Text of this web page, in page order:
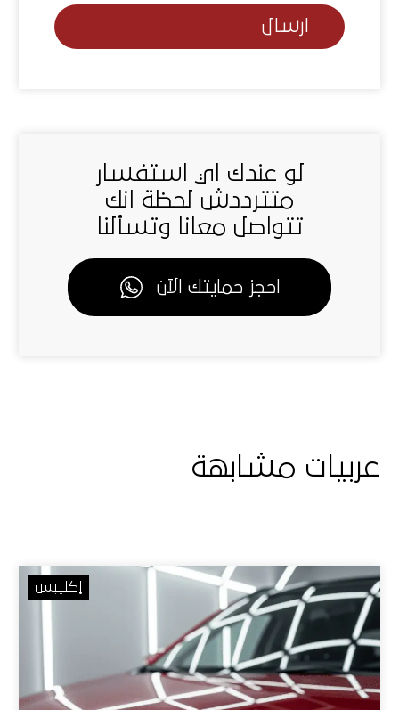
لو عندك اي استفسار
متترددش لحظة انك
تتواصل معانا وتسألنا
احجز حمايتك الآن
عربيات مشابهة
إكليبس